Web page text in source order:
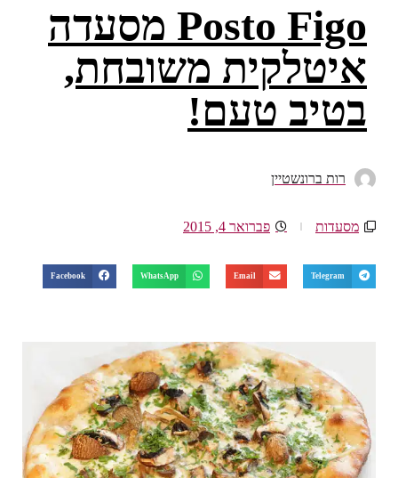
Posto Figo מסעדה
איטלקית משובחת,
בטיב טעם!
רות ברונשטיין
מסעדות פברואר 4, 2015
Telegram
Email
WhatsApp
Facebook